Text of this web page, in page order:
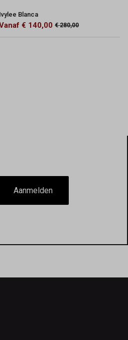
Ivylee Blanca
€ 140,00 € 280,00
Aanmelden